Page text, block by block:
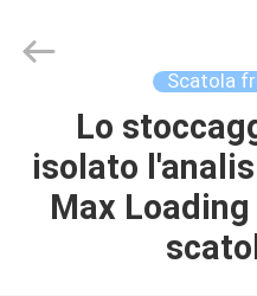
CASA
PRODOTTI
Handing
Co.,Ltd..
Scatola
Lo
isolato
Max